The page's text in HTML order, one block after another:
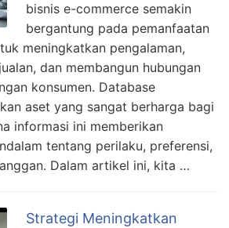
bisnis e-commerce semakin
bergantung pada pemanfaatan
meningkatkan pengalaman,
dan membangun hubungan
konsumen. Database
aset yang sangat berharga bagi
informasi ini memberikan
tentang perilaku, preferensi,
Dalam artikel ini, kita …
Strategi Meningkatkan